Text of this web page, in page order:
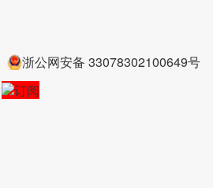
浙公网安备 33078302100649号
订阅